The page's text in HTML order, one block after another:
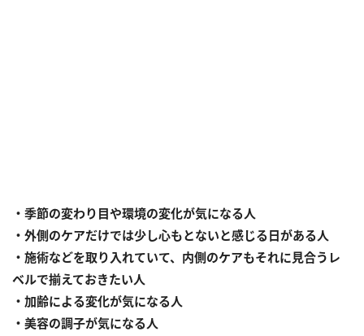
・季節の変わり目や環境の変化が気になる人
・外側のケアだけでは少し心もとないと感じる日がある人
・施術などを取り入れていて、内側のケアもそれに見合うレ
ベルで揃えておきたい人
・加齢による変化が気になる人
・美容の調子が気になる人